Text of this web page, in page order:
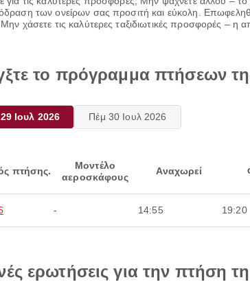
των ονείρων σας προσιτή και εύκολη.
χάσετε τις καλύτερες ταξιδιωτικές προσφορές – η
το πρόγραμμα πτήσεων
Ιουλ 2026 Πέμ 30 Ιουλ 2026
πτήσης.
Μοντέλο
αεροσκάφους
Αναχωρεί
- 14:55 19:20
ερωτήσεις για την πτήση